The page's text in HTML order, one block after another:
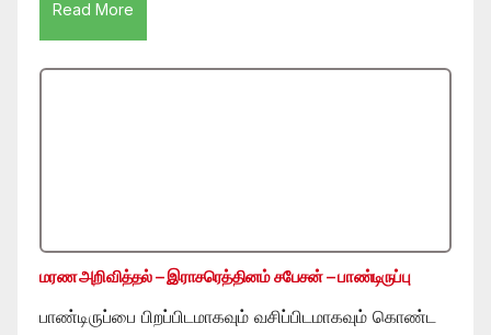
Read More
மரண அறிவித்தல் – இராசரெத்தினம் சபேசன் – பாண்டிருப்பு
பாண்டிருப்பை பிறப்பிடமாகவும் வசிப்பிடமாகவும் கொண்ட